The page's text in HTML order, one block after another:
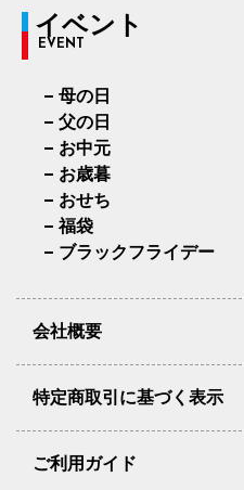
イベント
EVENT
母の日
父の日
お中元
お歳暮
おせち
福袋
ブラックフライデー
会社概要
特定商取引に基づく表示
ご利用ガイド